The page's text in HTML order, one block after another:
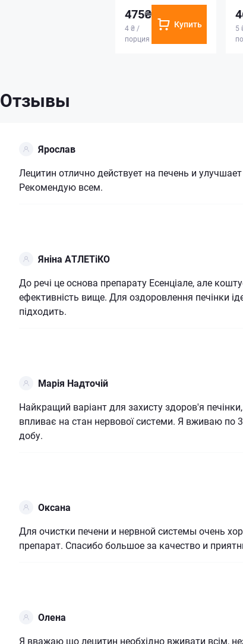
475₴
4 ₴ /
порция
Купить
5
Отзывы
Ярослав
Лецитин отлично действует на печень и
Рекомендую всем.
Яніна АТЛЕТіКО
До речі це основа препарату Есенціале, але
ефективність вище. Для оздоровлення печінки
підходить.
Марія Надточій
Найкращий варіант для захисту здоров'я
впливає на стан нервової системи. Я вживаю по
добу.
Оксана
Для очистки печени и нервной системы очень
препарат. Спасибо большое за качество и
Олена
Я вважаю що лецитин необхідно вживати всім,